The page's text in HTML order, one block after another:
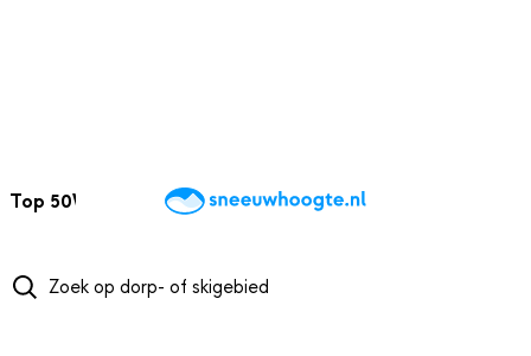
Top 50Webcams WintersportweerKaarten